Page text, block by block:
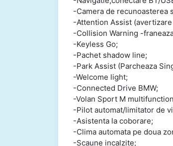
-Camera de recunoasterea
-Attention Assist (avertizare
-Collision Warning -
-Keyless Go;
-Pachet shadow line;
-Park Assist (Parcheaza
-Welcome light;
-Connected Drive BMW;
-Volan Sport M
-Pilot automat/limitator de
-Asistenta la coborare;
-Clima automata pe doua
-Scaune incalzite;